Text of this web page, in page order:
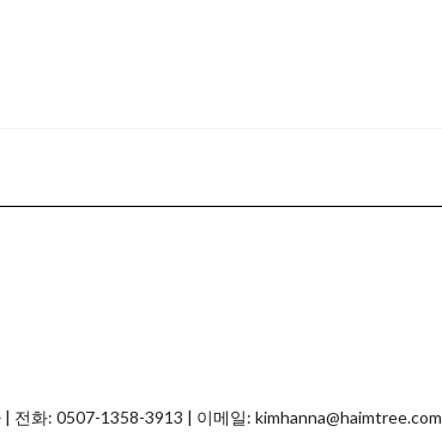
전화: 0507-1358-3913 | 이메일: kimhanna@haimtree.com